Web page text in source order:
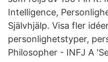
Intelligence,
Självhjälp. Visa fler
personlighetstyper,
Philosopher - INFJ A